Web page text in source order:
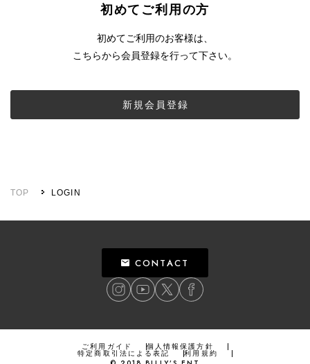
初めてご利用の方
初めてご利用のお客様は、
こちらから会員登録を行って下さい。
新規会員登録
TOP LOGIN
CONTACT
ご利用ガイド 個人情報保護方針
特定商取引法による表記
利用規約